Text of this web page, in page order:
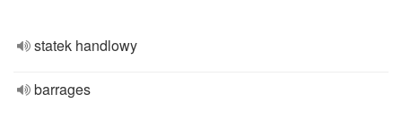
statek handlowy
barrages